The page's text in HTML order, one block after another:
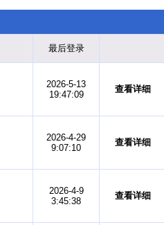
最后登录
2026-5-13
19:47:09
查看详细
2026-4-29
9:07:10
查看详细
2026-4-9
3:45:38
查看详细